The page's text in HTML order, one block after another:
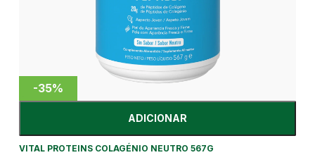
-35%
ADICIONAR
VITAL PROTEINS COLAGÉNIO NEUTRO 567G